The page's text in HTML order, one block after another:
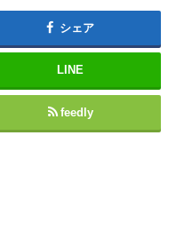
シェア
LINE
feedly